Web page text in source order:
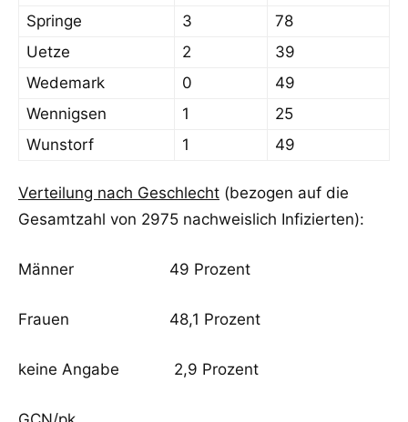
Springe
3
78
Uetze
2
39
Wedemark
0
49
Wennigsen
1
25
Wunstorf
1 49
Verteilung nach Geschlecht (bezogen auf die
Gesamtzahl von 2975 nachweislich Infizierten):
Männer 49 Prozent
Frauen 48,1 Prozent
keine Angabe 2,9 Prozent